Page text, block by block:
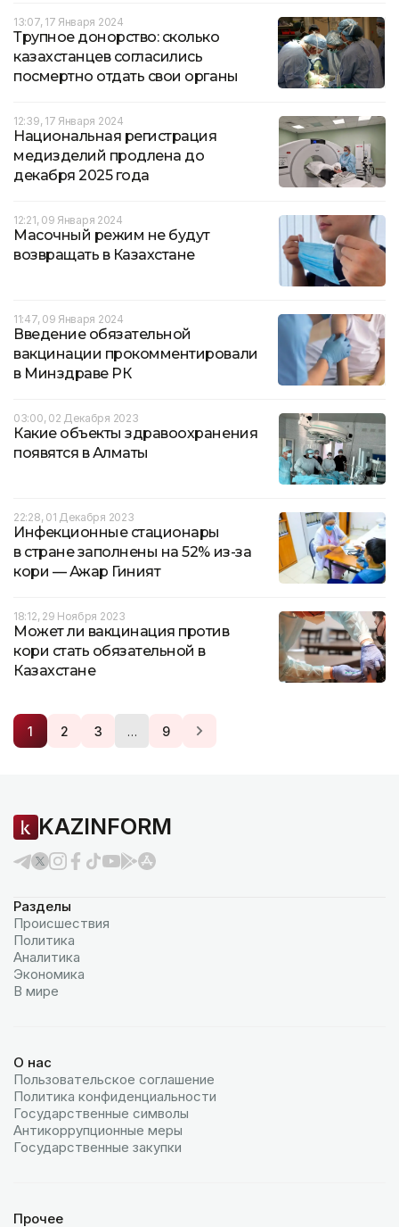
13:07, 17 Января 2024
Трупное донорство: сколько
казахстанцев согласились
посмертно отдать свои органы
12:39, 17 Января 2024
Национальная регистрация
медизделий продлена до
декабря 2025 года
12:21, 09 Января 2024
Масочный режим не будут
возвращать в Казахстане
11:47, 09 Января 2024
Введение обязательной
вакцинации прокомментировали
в Минздраве РК
03:00, 02 Декабря 2023
Какие объекты здравоохранения
появятся в Алматы
22:28, 01 Декабря 2023
Инфекционные стационары
в стране заполнены на 52% из-за
кори — Ажар Гиният
18:12, 29 Ноября 2023
Может ли вакцинация против
кори стать обязательной в
Казахстане
1 2 3 … 9
KAZINFORM
Разделы
Происшествия
Политика
Аналитика
Экономика
В мире
О нас
Пользовательское соглашение
Политика конфиденциальности
Государственные символы
Антикоррупционные меры
Государственные закупки
Прочее